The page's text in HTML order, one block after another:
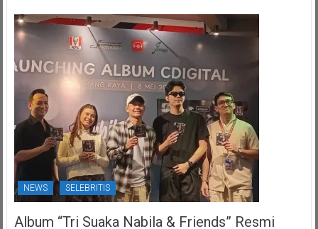
NEWS SELEBRITIS
Album “Tri Suaka Nabila & Friends” Resmi